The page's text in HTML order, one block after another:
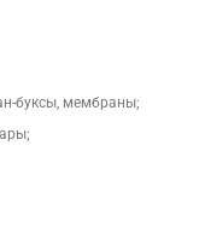
буксы, мембраны;